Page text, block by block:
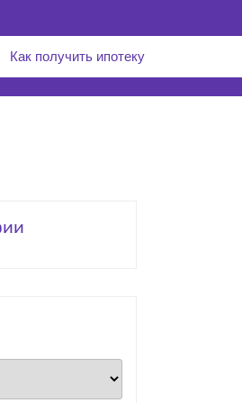
Как получить ипотеку